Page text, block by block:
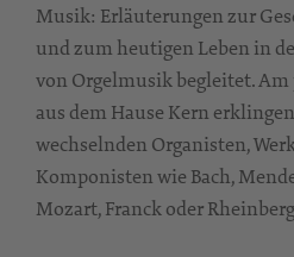
Musik: Erläuterungen zur
und zum heutigen Leben in
von Orgelmusik begleitet.
aus dem Hause Kern
wechselnden Organisten,
Komponisten wie Bach,
Mozart, Franck oder